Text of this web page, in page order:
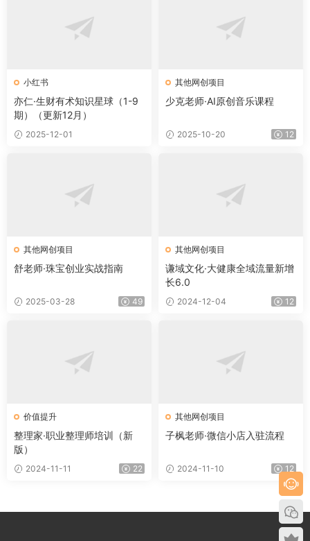
小红书
亦仁·生财有术知识星球（1-9
期）（更新12月）
2025-12-01
其他网创项目
少克老师·AI原创音乐课程
2025-10-20 12
其他网创项目
舒老师·珠宝创业实战指南
2025-03-28 49
其他网创项目
谦域文化·大健康全域流量新增
长6.0
2024-12-04 12
价值提升
整理家·职业整理师培训（新
版）
2024-11-11 22
其他网创项目
子枫老师·微信小店入驻流程
2024-11-10 12